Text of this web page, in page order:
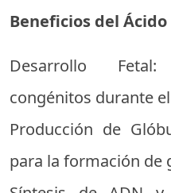
Beneficios del Ácido
Desarrollo
congénitos durante
Producción de
para la formación de